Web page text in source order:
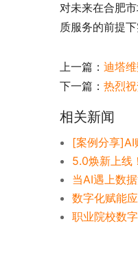
对未来在合肥
质服务的前提
上一篇： 迪塔
下一篇： 热烈
相关新闻
职业院校数